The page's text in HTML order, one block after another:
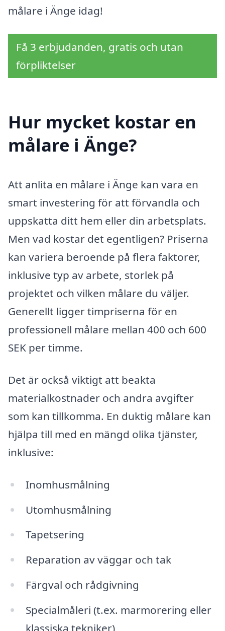
målare i Änge idag!
Få 3 erbjudanden, gratis och utan
förpliktelser
Hur mycket kostar en
målare i Änge?
Att anlita en målare i Änge kan vara en
smart investering för att förvandla och
uppskatta ditt hem eller din arbetsplats.
Men vad kostar det egentligen? Priserna
kan variera beroende på flera faktorer,
inklusive typ av arbete, storlek på
projektet och vilken målare du väljer.
Generellt ligger timpriserna för en
professionell målare mellan 400 och 600
SEK per timme.
Det är också viktigt att beakta
materialkostnader och andra avgifter
som kan tillkomma. En duktig målare kan
hjälpa till med en mängd olika tjänster,
inklusive:
Inomhusmålning
Utomhusmålning
Tapetsering
Reparation av väggar och tak
Färgval och rådgivning
Specialmåleri (t.ex. marmorering eller
klassiska tekniker)